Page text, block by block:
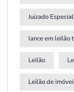
Juizado
lance em leilão
Leilão
Leilão de